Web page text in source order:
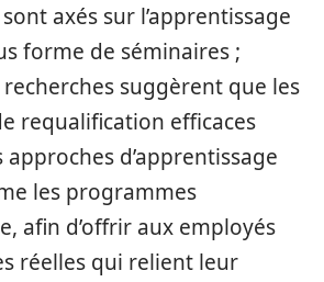
axés sur l’apprentissage
forme de séminaires ;
suggèrent que les
requalification efficaces
d’apprentissage
les programmes
afin d’offrir aux employés
réelles qui relient leur